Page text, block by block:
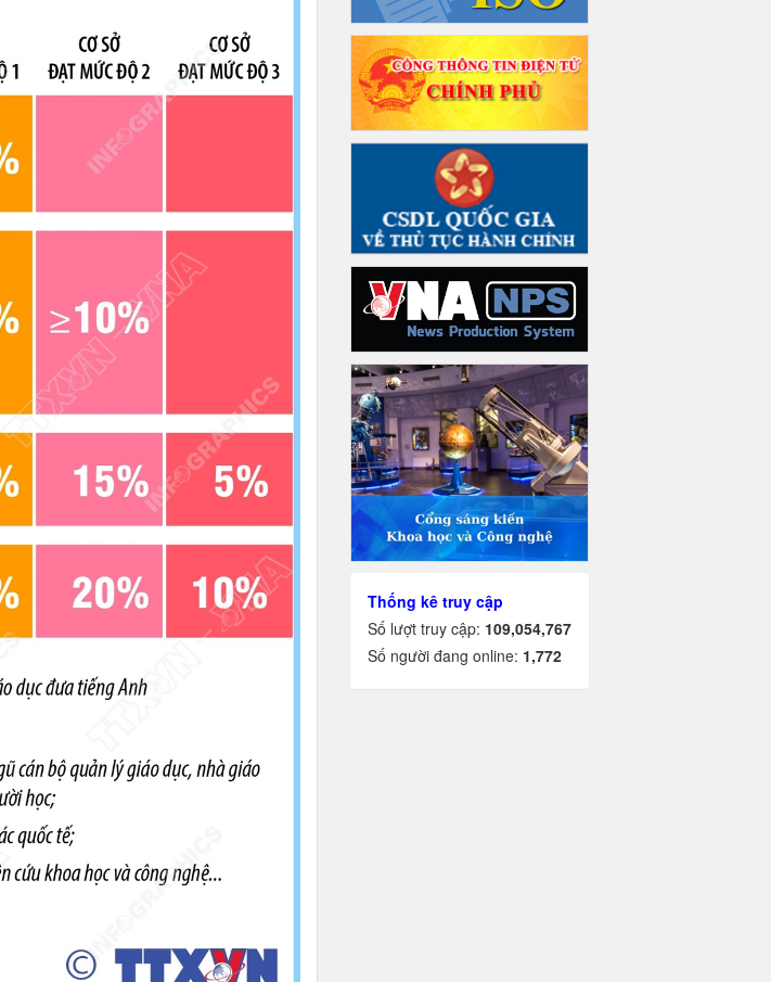
Thống kê truy cập
Số lượt truy cập: 109,054,767
Số người đang online: 1,772